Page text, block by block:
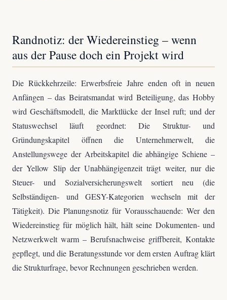
Randnotiz: der Wiedereinstieg – wenn
aus der Pause doch ein Projekt wird
Die Rückkehrzeile: Erwerbsfreie Jahre enden oft in neuen
Anfängen – das Beiratsmandat wird Beteiligung, das Hobby
wird Geschäftsmodell, die Marktlücke der Insel ruft; und der
Statuswechsel läuft geordnet: Die Struktur- und
Gründungskapitel öffnen die Unternehmerwelt, die
Anstellungswege der Arbeitskapitel die abhängige Schiene –
der Yellow Slip der Unabhängigenzeit trägt weiter, nur die
Steuer- und Sozialversicherungswelt sortiert neu (die
Selbständigen- und GESY-Kategorien wechseln mit der
Tätigkeit). Die Planungsnotiz für Vorausschauende: Wer den
Wiedereinstieg für möglich hält, hält seine Dokumenten- und
Netzwerkwelt warm – Berufsnachweise griffbereit, Kontakte
gepflegt, und die Beratungsstunde vor dem ersten Auftrag klärt
die Strukturfrage, bevor Rechnungen geschrieben werden.